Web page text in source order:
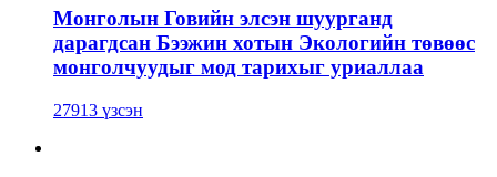
Монголын Говийн элсэн шуурганд
дарагдсан Бээжин хотын Экологийн төвөөс
монголчуудыг мод тарихыг уриаллаа
27913 үзсэн